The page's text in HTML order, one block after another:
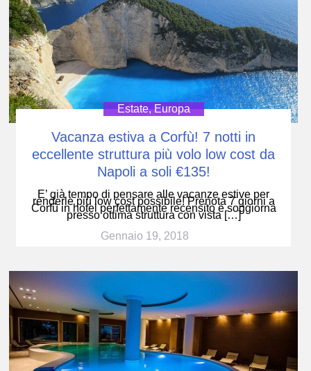
Estate,Europa
Vacanza estiva a Corfù! 7 notti in
eccellente struttura più volo low cost da
Napoli a soli €135!
E’ già tempo di pensare alle vacanze estive per
renderle più low cost possibile! Prenota 7 giorni a
Corfù in hotel perfettamente recensito e soggiorna
presso ottima struttura con vista […]
Gennaio 19, 2018